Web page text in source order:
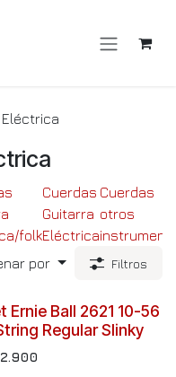
folk
Cuerdas
Guitarra
Eléctrica
Cuerdas
otros
por
Filtros
Ernie Ball 2621 10-56
Regular Slinky